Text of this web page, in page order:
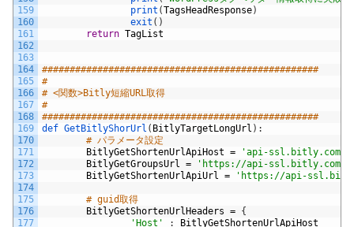
159
160
161
162
163
164
165
166
167
168
169
170
171
172
173
174
175
176
177
print (TagsHeadResponse)
exit ( )
return TagList
##################################################
#
# <関数>Bitly短縮URL取得
#
##################################################
def GetBitlyShorUrl ( BitlyTargetLongUrl ) :
# パラメータ設定
BitlyGetShortenUrlApiHost =
'api-ssl.bitly.com'
BitlyGetGroupsUrl =
'https://api-ssl.bitly.com/
BitlyGetShortenUrlApiUrl = 'https://api-
# guid取得
BitlyGetShortenUrlHeaders = {
'Host'
:
BitlyGetShortenUrlApiHost